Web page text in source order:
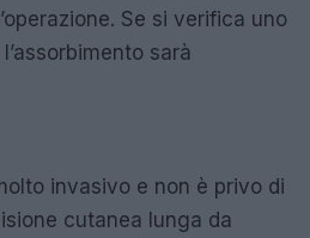
Se si verifica uno
sarà
invasivo e non è privo di
cutanea lunga da